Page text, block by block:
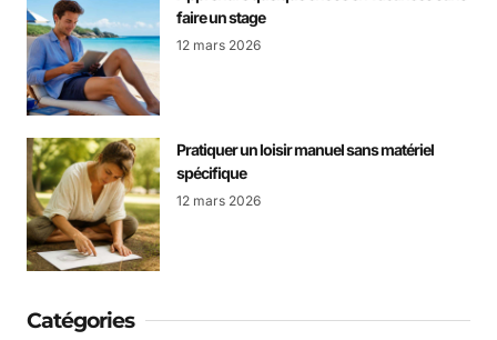
faire un stage
12 mars 2026
Pratiquer un loisir manuel sans matériel
spécifique
12 mars 2026
Catégories